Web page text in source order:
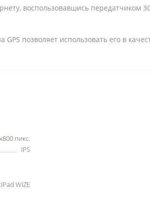
воспользовавшись передатчиком
позволяет использовать его в
пикс.
IPS
WIZE